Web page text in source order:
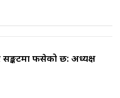
फसेको छ: अध्यक्ष